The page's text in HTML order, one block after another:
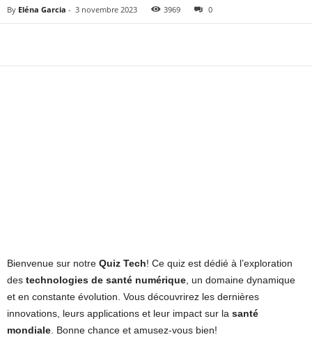
By Eléna Garcia - 3 novembre 2023 3969 0
Bienvenue sur notre Quiz Tech! Ce quiz est dédié à l’exploration
des technologies de santé numérique , un domaine dynamique
et en constante évolution. Vous découvrirez les dernières
innovations, leurs applications et leur impact sur la santé
mondiale . Bonne chance et amusez-vous bien!